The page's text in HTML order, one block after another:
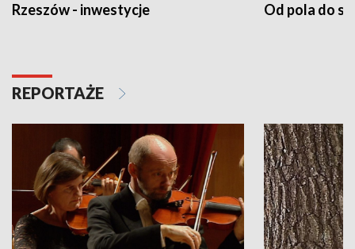
Rzeszów - inwestycje Od pola do
REPORTAŻE